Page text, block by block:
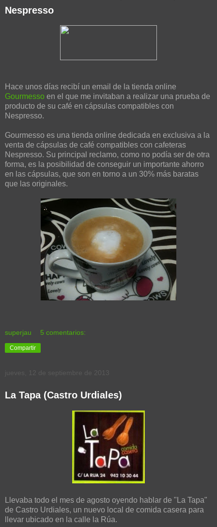
Nespresso
Hace unos días recibí un email de la tienda online
Gourmesso en el que me invitaban a realizar una prueba de
producto de su café en cápsulas compatibles con
Nespresso.
Gourmesso es una tienda online dedicada en exclusiva a la
venta de cápsulas de café compatibles con cafeteras
Nespresso. Su principal reclamo, como no podía ser de otra
forma, es la posibilidad de conseguir un importante ahorro
en las cápsulas, que son en torno a un 30% más baratas
que las originales.
superjau 5 comentarios:
Compartir
jueves, 12 de septiembre de 2013
La Tapa (Castro Urdiales)
Llevaba todo el mes de agosto oyendo hablar de "La Tapa"
de Castro Urdiales, un nuevo local de comida casera para
llevar ubicado en la calle la Rúa.